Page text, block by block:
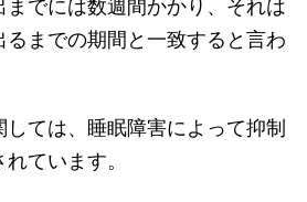
でには数週間かかり、それは
までの期間と一致すると言わ
ては、睡眠障害によって抑制
ています。